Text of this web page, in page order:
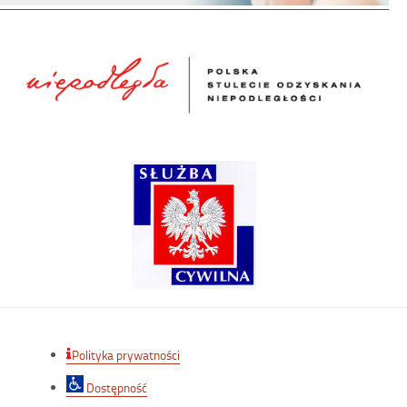
Polityka prywatności
Dostępność